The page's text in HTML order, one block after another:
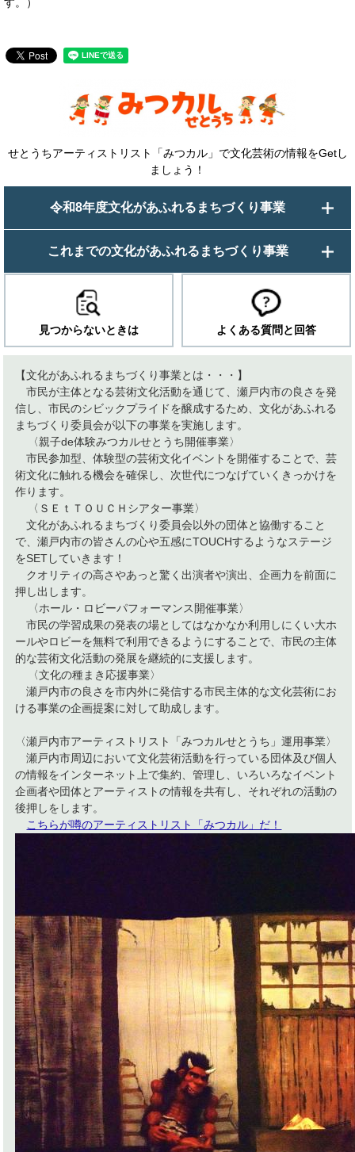
せとうちアーティストリスト「みつカル」で文化芸術の情報をGetし
ましょう！
令和8年度文化があふれるまちづくり事業
これまでの文化があふれるまちづくり事業
見つからないときは よくある質問と回答
【文化があふれるまちづくり事業とは・・・】
市民が主体となる芸術文化活動を通じて、瀬戸内市の良さを発
信し、市民のシビックプライドを醸成するため、文化があふれる
まちづくり委員会が以下の事業を実施します。
〈親子de体験みつカルせとうち開催事業〉
市民参加型、体験型の芸術文化イベントを開催することで、芸
術文化に触れる機会を確保し、次世代につなげていくきっかけを
作ります。
〈ＳＥｔＴＯＵＣＨシアター事業〉
文化があふれるまちづくり委員会以外の団体と協働すること
で、瀬戸内市の皆さんの心や五感にTOUCHするようなステージ
をSETしていきます！
クオリティの高さやあっと驚く出演者や演出、企画力を前面に
押し出します。
〈ホール・ロビーパフォーマンス開催事業〉
市民の学習成果の発表の場としてはなかなか利用しにくい大ホ
ールやロビーを無料で利用できるようにすることで、市民の主体
的な芸術文化活動の発展を継続的に支援します。
〈文化の種まき応援事業〉
瀬戸内市の良さを市内外に発信する市民主体的な文化芸術にお
ける事業の企画提案に対して助成します。
〈瀬戸内市アーティストリスト「みつカルせとうち」運用事業〉
瀬戸内市周辺において文化芸術活動を行っている団体及び個人
の情報をインターネット上で集約、管理し、いろいろなイベント
企画者や団体とアーティストの情報を共有し、それぞれの活動の
後押しをします。
こちらが噂のアーティストリスト「みつカル」だ！